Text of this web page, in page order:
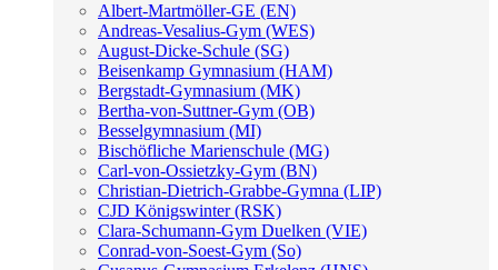
Albert-Martmöller-GE (EN)
Andreas-Vesalius-Gym (WES)
August-Dicke-Schule (SG)
Beisenkamp Gymnasium (HAM)
Bergstadt-Gymnasium (MK)
Bertha-von-Suttner-Gym (OB)
Besselgymnasium (MI)
Bischöfliche Marienschule (MG)
Carl-von-Ossietzky-Gym (BN)
Christian-Dietrich-Grabbe-Gymna (LIP)
CJD Königswinter (RSK)
Clara-Schumann-Gym Duelken (VIE)
Conrad-von-Soest-Gym (So)